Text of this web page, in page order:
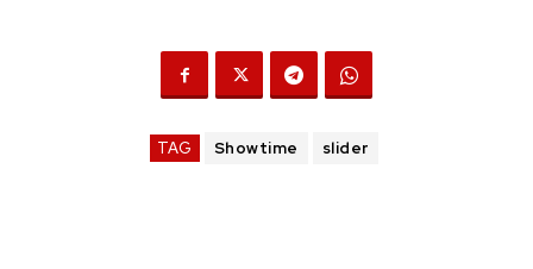
TAG Showtime slider